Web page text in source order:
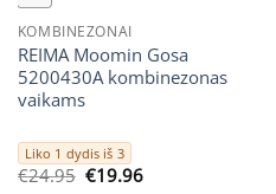
KOMBINEZONAI
REIMA Moomin Gosa
5200430A kombinezonas
vaikams
Liko 1 dydis iš 3
€24.95 Original
€19.96Current